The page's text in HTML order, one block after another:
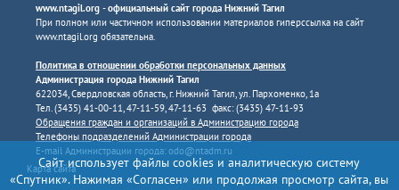
www.ntagil.org - официальный сайт города Нижний Тагил
При полном или частичном использовании материалов гиперссылка на сайт
www.ntagil.org обязательна.
Политика в отношении обработки персональных данных
Администрация города Нижний Тагил
622034, Свердловская область, г. Нижний Тагил, ул. Пархоменко, 1а
Тел. (3435) 41-00-11, 47-11-59, 47-11-63 факс: (3435) 47-11-93
Обращения граждан и организаций в Администрацию города
Телефоны подразделений Администрации города
E-mail Администрации города: odo@ntadm.ru
Карта сайта
Сайт использует файлы cookies и аналитическую систему
«Спутник». Нажимая «Согласен» или продолжая просмотр сайта, вы